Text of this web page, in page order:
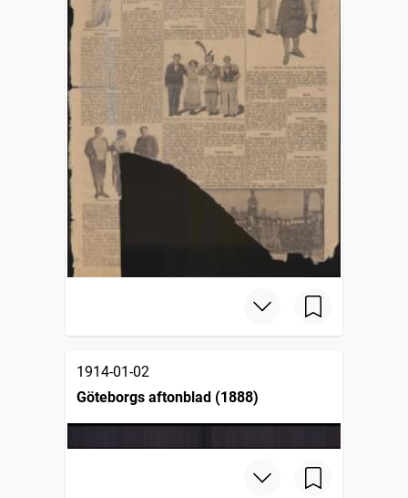
1914-01-02
Göteborgs aftonblad (1888)